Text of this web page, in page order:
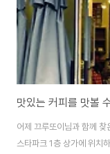
맛있는 커피를 맛볼
어제 끄루또이님과 함께
스타파크 1층 상가에 위치